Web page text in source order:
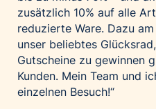
zusätzlich 10% auf alle
reduzierte Ware. Dazu
unser beliebtes
Gutscheine zu gewinnen
Kunden. Mein Team und
einzelnen Besuch!“